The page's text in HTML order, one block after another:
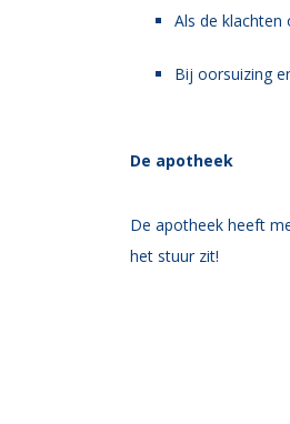
Als de klachten
Bij oorsuizing
De apotheek
De apotheek heeft
het stuur zit!